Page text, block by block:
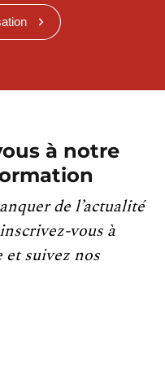
à notre
de l’actualité
vous à
suivez nos